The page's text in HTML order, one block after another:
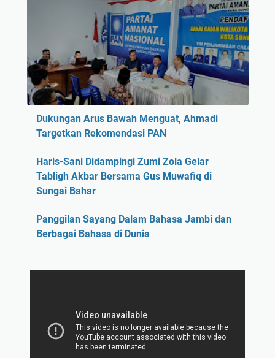
Dukungan Arus Bawah Menguat, Ahmadi
Targetkan Rekomendasi PAN
Haris-Sani Didampingi Zumi Zola Gelar
Tabligh Akbar Bersama Gus Muwafiq di
Sungai Bahar
Panggilan Sayang Dalam Bahasa Jambi dan
Berbagai Bahasa di Dunia